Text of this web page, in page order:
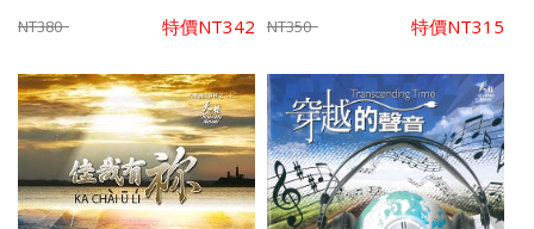
NT380 特價NT342 NT350 特價NT315